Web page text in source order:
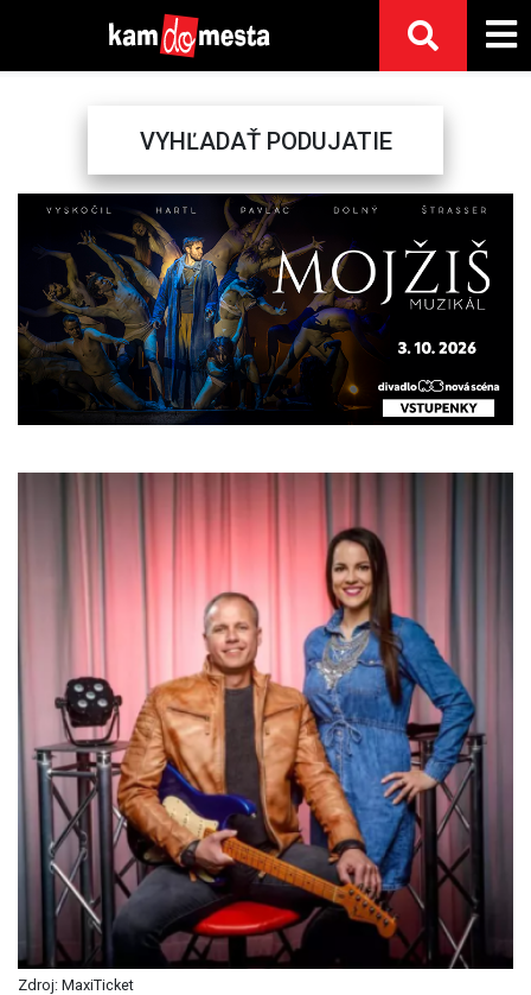
VYHĽADAŤ PODUJATIE
Previous
Zdroj: MaxiTicket